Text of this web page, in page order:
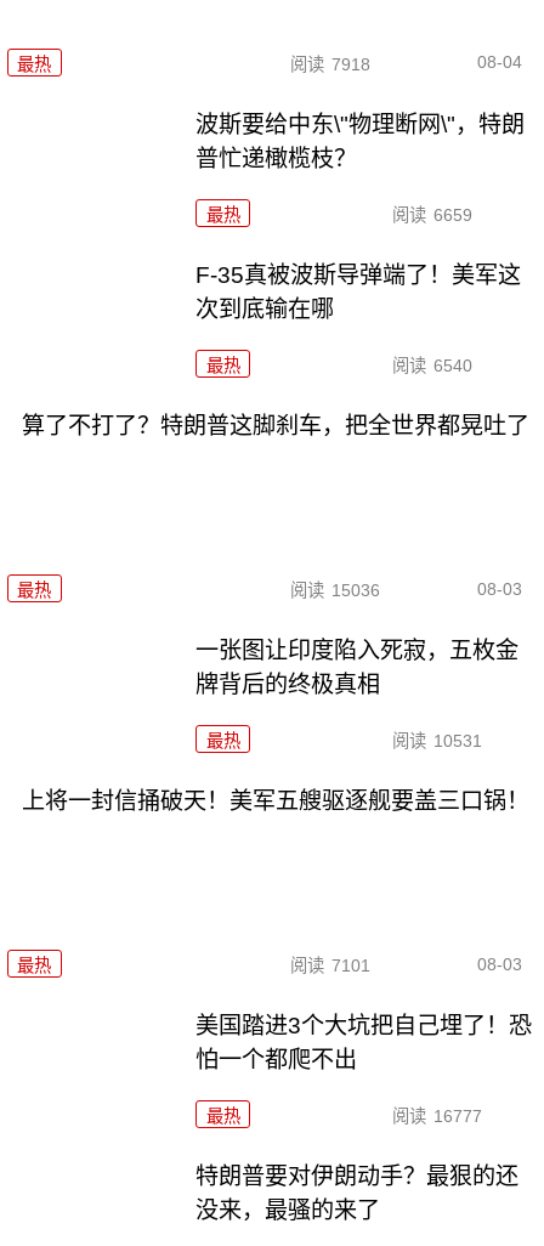
最热 阅读 7918 08-04
波斯要给中东\"物理断网\"，特朗
普忙递橄榄枝？
最热 阅读 6659
F-35真被波斯导弹端了！美军这
次到底输在哪
最热 阅读 6540
算了不打了？特朗普这脚刹车，把全世界都晃吐了
最热 阅读 15036 08-03
一张图让印度陷入死寂，五枚金
牌背后的终极真相
最热 阅读 10531
上将一封信捅破天！美军五艘驱逐舰要盖三口锅！
最热 阅读 7101 08-03
美国踏进3个大坑把自己埋了！恐
怕一个都爬不出
最热 阅读 16777
特朗普要对伊朗动手？最狠的还
没来，最骚的来了